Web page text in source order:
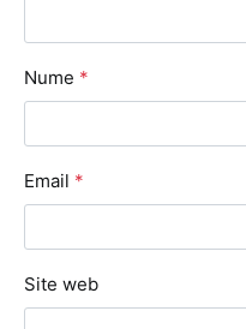
Nume *
Email *
Site web